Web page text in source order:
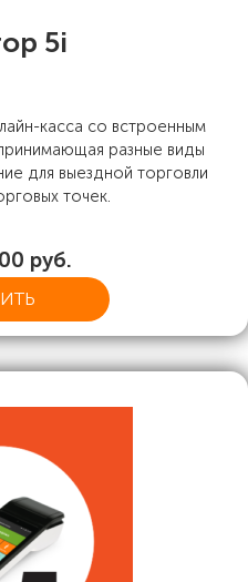
5i
касса со встроенным
разные виды
для выездной торговли
точек.
руб.